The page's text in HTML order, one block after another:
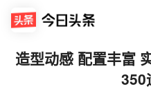
造型动感 配置丰富
350